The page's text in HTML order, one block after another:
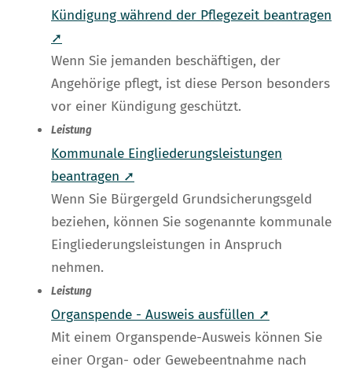
Kündigung während der Pflegezeit beantragen
➚
Wenn Sie jemanden beschäftigen, der
Angehörige pflegt, ist diese Person besonders
vor einer Kündigung geschützt.
Leistung
Kommunale Eingliederungsleistungen
beantragen ➚
Wenn Sie Bürgergeld Grundsicherungsgeld
beziehen, können Sie sogenannte kommunale
Eingliederungsleistungen in Anspruch
nehmen.
Leistung
Organspende - Ausweis ausfüllen ➚
Mit einem Organspende-Ausweis können Sie
einer Organ- oder Gewebeentnahme nach